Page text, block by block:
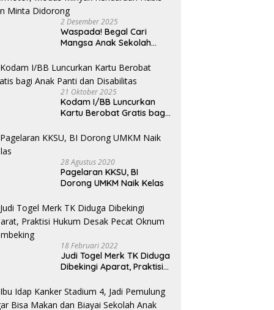
Tak Lagi Cemas Saat
Setelah Rumahnya
Lewat Program
Medan Didanai Penuh APBD,
Rp120 Juta per Unit
2 Desember 2025
Waspada! Begal Cari
Mangsa Anak Sekolah
Kendaraan Habis dan
Minta Didorong
21 Oktober 2025
Kodam I/BB Luncurkan
Kartu Berobat Gratis bagi
28 Agustus 2020
Pagelaran KKSU, BI
Dorong UMKM Naik Kelas
18 Februari 2022
Judi Togel Merk TK Diduga
Dibekingi Aparat, Praktisi
Oknum Pembeking